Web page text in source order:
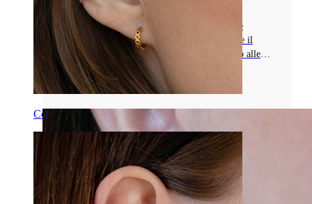
Conch
Scopri le viti da naso per i piercing al nostril e
all'orecchio, note per la loro vestibilità sicura e il
design minimal. Scopri i loro vantaggi rispetto alle
barre da naso e dove possono essere indossate!
Leggi di più